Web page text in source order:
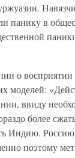
панику в
о
моделей:
ввиду
более
Индию.
поэтому